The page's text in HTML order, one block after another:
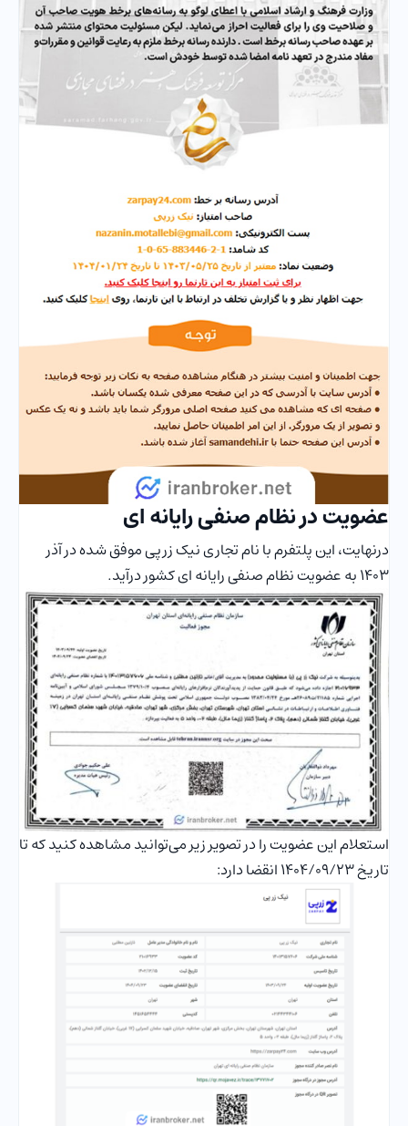
عضویت در نظام صنفی رایانه ای
درنهایت، این پلتفرم با نام تجاری نیک زرپی موفق شده در آذر
1403 به عضویت نظام صنفی رایانه ای کشور درآید.
استعلام این عضویت را در تصویر زیر می‌توانید مشاهده کنید که تا
تاریخ 1404/09/23 انقضا دارد: